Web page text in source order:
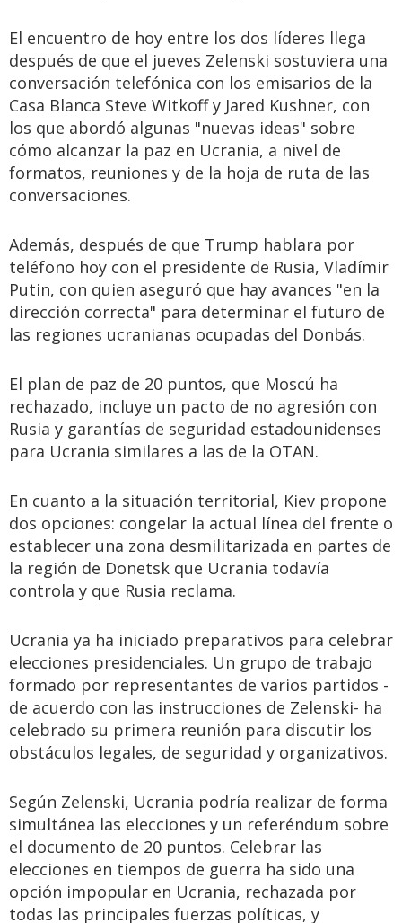
El encuentro de hoy entre los dos líderes llega
después de que el jueves Zelenski sostuviera una
conversación telefónica con los emisarios de la
Casa Blanca Steve Witkoff y Jared Kushner, con
los que abordó algunas "nuevas ideas" sobre
cómo alcanzar la paz en Ucrania, a nivel de
formatos, reuniones y de la hoja de ruta de las
conversaciones.
Además, después de que Trump hablara por
teléfono hoy con el presidente de Rusia, Vladímir
Putin, con quien aseguró que hay avances "en la
dirección correcta" para determinar el futuro de
las regiones ucranianas ocupadas del Donbás.
El plan de paz de 20 puntos, que Moscú ha
rechazado, incluye un pacto de no agresión con
Rusia y garantías de seguridad estadounidenses
para Ucrania similares a las de la OTAN.
En cuanto a la situación territorial, Kiev propone
dos opciones: congelar la actual línea del frente o
establecer una zona desmilitarizada en partes de
la región de Donetsk que Ucrania todavía
controla y que Rusia reclama.
Ucrania ya ha iniciado preparativos para celebrar
elecciones presidenciales. Un grupo de trabajo
formado por representantes de varios partidos -
de acuerdo con las instrucciones de Zelenski- ha
celebrado su primera reunión para discutir los
obstáculos legales, de seguridad y organizativos.
Según Zelenski, Ucrania podría realizar de forma
simultánea las elecciones y un referéndum sobre
el documento de 20 puntos. Celebrar las
elecciones en tiempos de guerra ha sido una
opción impopular en Ucrania, rechazada por
todas las principales fuerzas políticas, y